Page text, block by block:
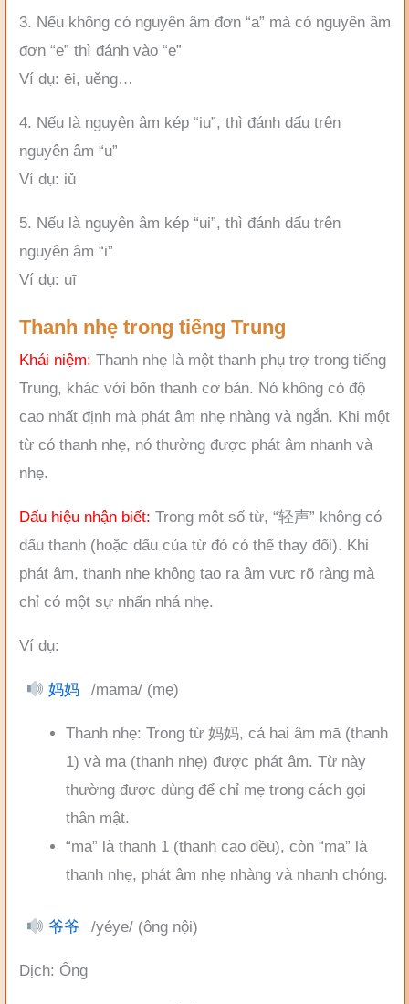
3. Nếu không có nguyên âm đơn “a” mà có nguyên âm
đơn “e” thì đánh vào “e”
Ví dụ: ēi, uěng…
4. Nếu là nguyên âm kép “iu”, thì đánh dấu trên
nguyên âm “u”
Ví dụ: iǔ
5. Nếu là nguyên âm kép “ui”, thì đánh dấu trên
nguyên âm “i”
Ví dụ: uī
Thanh nhẹ trong tiếng Trung
Khái niệm: Thanh nhẹ là một thanh phụ trợ trong tiếng
Trung, khác với bốn thanh cơ bản. Nó không có độ
cao nhất định mà phát âm nhẹ nhàng và ngắn. Khi một
từ có thanh nhẹ, nó thường được phát âm nhanh và
nhẹ.
Dấu hiệu nhận biết: Trong một số từ, “轻声” không có
dấu thanh (hoặc dấu của từ đó có thể thay đổi). Khi
phát âm, thanh nhẹ không tạo ra âm vực rõ ràng mà
chỉ có một sự nhấn nhá nhẹ.
Ví dụ:
妈妈 /māmā/ (mẹ)
Thanh nhẹ: Trong từ 妈妈, cả hai âm mā (thanh
1) và ma (thanh nhẹ) được phát âm. Từ này
thường được dùng để chỉ mẹ trong cách gọi
thân mật.
“mā” là thanh 1 (thanh cao đều), còn “ma” là
thanh nhẹ, phát âm nhẹ nhàng và nhanh chóng.
爷爷 /yéye/ (ông nội)
Dịch: Ông